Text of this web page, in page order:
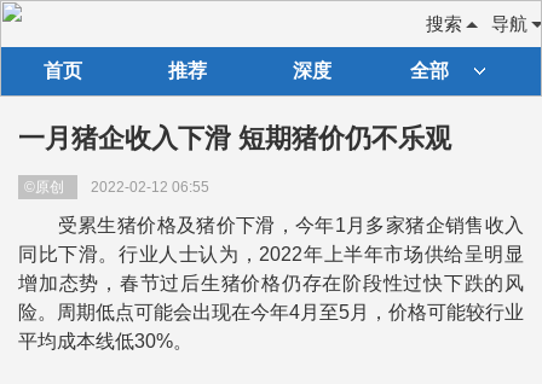
导航
搜索
首页 推荐 深度 全部
一月猪企收入下滑 短期猪价仍不乐观
©原创 2022-02-12 06:55
受累生猪价格及猪价下滑，今年1月多家猪企销售收入
同比下滑。行业人士认为，2022年上半年市场供给呈明显
增加态势，春节过后生猪价格仍存在阶段性过快下跌的风
险。周期低点可能会出现在今年4月至5月，价格可能较行业
平均成本线低30%。